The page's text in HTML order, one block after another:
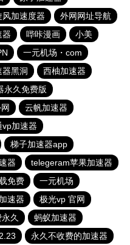
风加速度器
外网网址导航
器 哔咔漫画
小美
一元机场・com
器黑洞
西柚加速器
永久免费版
云帆加速器
vp加速器
梯子加速器app
器
telegeram苹果加速器
免费
一元机场
速器
极光vp 官网
久
蚂蚁加速器
永久不收费的加速器